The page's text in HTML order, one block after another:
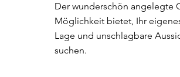
Der wunderschön angelegte
Möglichkeit bietet, Ihr
Lage und unschlagbare
suchen.